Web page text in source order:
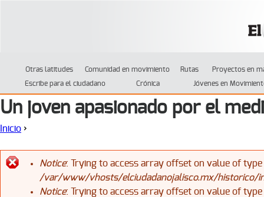
Otras latitudes Comunidad en movimiento Rutas
Proyectos en
Escribe para el ciudadano
Crónica Jóvenes en
Un joven apasionado por el
Se encuentra usted aquí
Inicio ›
Mensaje de error
Notice: Trying to access array offset on value of
/var/www/vhosts/elciudadanojalisco.mx/historico/
Notice: Trying to access array offset on value of